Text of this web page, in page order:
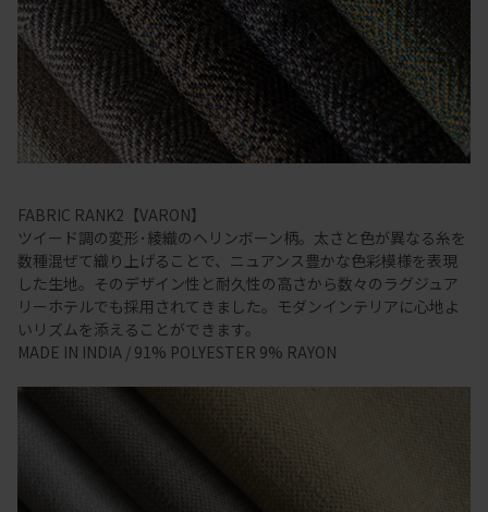
FABRIC RANK2【VARON】
ツイード調の変形･綾織のヘリンボーン柄。太さと色が異なる糸を
数種混ぜて織り上げることで、ニュアンス豊かな色彩模様を表現
した生地。そのデザイン性と耐久性の高さから数々のラグジュア
リーホテルでも採用されてきました。モダンインテリアに心地よ
いリズムを添えることができます。
MADE IN INDIA / 91% POLYESTER 9% RAYON